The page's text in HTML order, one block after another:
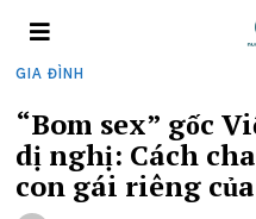
GIA ĐÌNH
“Bom sex” gốc
dị nghị: Cách
con gái riêng